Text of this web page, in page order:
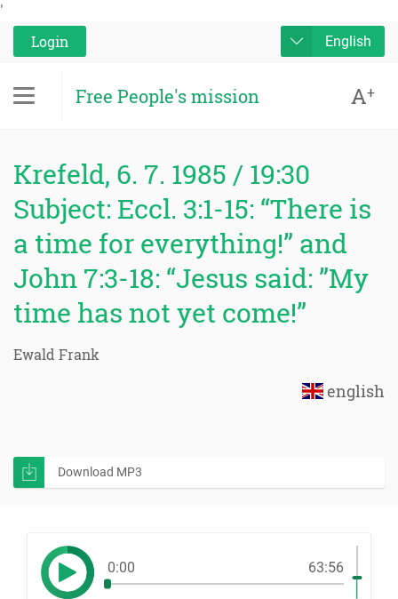
'
Login
English
Free People's mission A+
Krefeld, 6. 7. 1985 / 19:30
Subject: Eccl. 3:1-15: “There is
a time for everything!” and
John 7:3-18: “Jesus said: ”My
time has not yet come!”
Ewald Frank
english
Download MP3
0:00 63:56